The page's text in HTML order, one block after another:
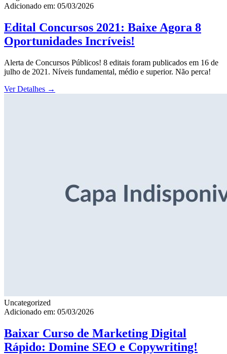
Adicionado em: 05/03/2026
Edital Concursos 2021: Baixe Agora 8
Oportunidades Incríveis!
Alerta de Concursos Públicos! 8 editais foram publicados em 16 de
julho de 2021. Níveis fundamental, médio e superior. Não perca!
Ver Detalhes →
Uncategorized
Adicionado em: 05/03/2026
Baixar Curso de Marketing Digital
Rápido: Domine SEO e Copywriting!